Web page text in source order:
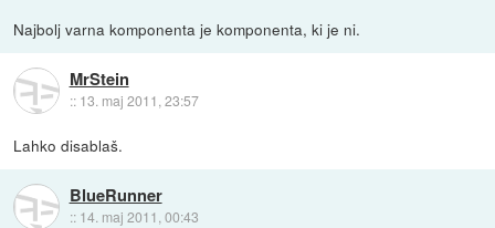
Najbolj varna komponenta je komponenta, ki je ni.
MrStein
:: 13. maj 2011, 23:57
Lahko disablaš.
BlueRunner
:: 14. maj 2011, 00:43